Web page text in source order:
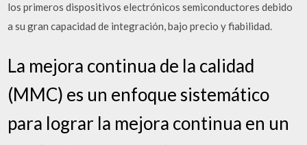
los primeros dispositivos electrónicos semiconductores debido
a su gran capacidad de integración, bajo precio y fiabilidad.
La mejora continua de la calidad
(MMC) es un enfoque sistemático
para lograr la mejora continua en un